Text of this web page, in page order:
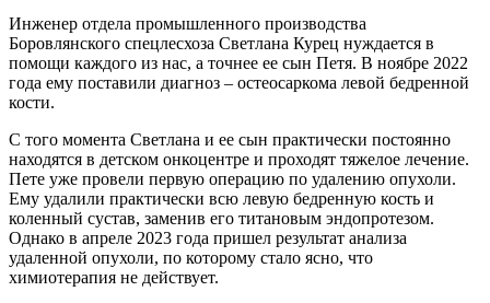
Инженер отдела промышленного производства
Боровлянского спецлесхоза Светлана Курец нуждается в
помощи каждого из нас, а точнее ее сын Петя. В ноябре 2022
года ему поставили диагноз – остеосаркома левой бедренной
кости.
С того момента Светлана и ее сын практически постоянно
находятся в детском онкоцентре и проходят тяжелое лечение.
Пете уже провели первую операцию по удалению опухоли.
Ему удалили практически всю левую бедренную кость и
коленный сустав, заменив его титановым эндопротезом.
Однако в апреле 2023 года пришел результат анализа
удаленной опухоли, по которому стало ясно, что
химиотерапия не действует.